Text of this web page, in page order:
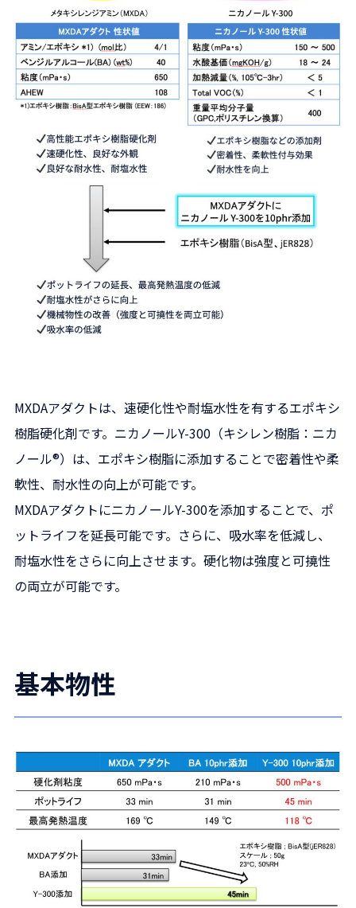
MXDAアダクトは、速硬化性や耐塩水性を有するエポキシ
樹脂硬化剤です。ニカノールY-300（キシレン樹脂：ニカ
ノール®）は、エポキシ樹脂に添加することで密着性や柔
軟性、耐水性の向上が可能です。
MXDAアダクトにニカノールY-300を添加することで、ポ
ットライフを延長可能です。さらに、吸水率を低減し、
耐塩水性をさらに向上させます。硬化物は強度と可撓性
の両立が可能です。
基本物性